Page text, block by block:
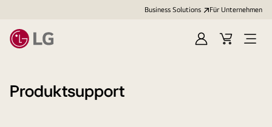
Business Solutions Für Unternehmen
Anmelden
Cart
Open
Produktsupport